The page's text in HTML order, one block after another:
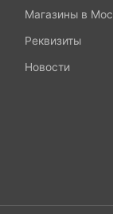
Магазины в
Реквизиты
Новости